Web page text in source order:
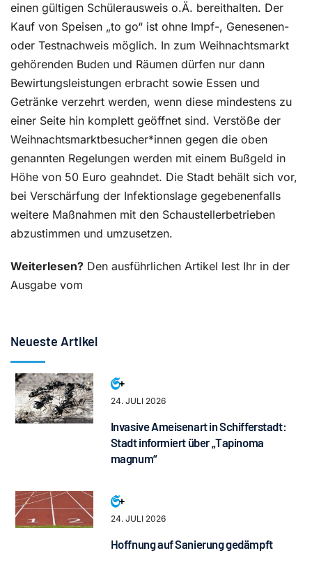
einen gültigen Schülerausweis o.Ä. bereithalten. Der
Kauf von Speisen „to go“ ist ohne Impf-, Genesenen-
oder Testnachweis möglich. In zum Weihnachtsmarkt
gehörenden Buden und Räumen dürfen nur dann
Bewirtungsleistungen erbracht sowie Essen und
Getränke verzehrt werden, wenn diese mindestens zu
einer Seite hin komplett geöffnet sind. Verstöße der
Weihnachtsmarktbesucher*innen gegen die oben
genannten Regelungen werden mit einem Bußgeld in
Höhe von 50 Euro geahndet. Die Stadt behält sich vor,
bei Verschärfung der Infektionslage gegebenenfalls
weitere Maßnahmen mit den Schaustellerbetrieben
abzustimmen und umzusetzen.
Weiterlesen? Den ausführlichen Artikel lest Ihr in der
Ausgabe vom
Neueste Artikel
24. JULI 2026
Invasive Ameisenart in Schifferstadt:
Stadt informiert über „Tapinoma
magnum“
24. JULI 2026
Hoffnung auf Sanierung gedämpft